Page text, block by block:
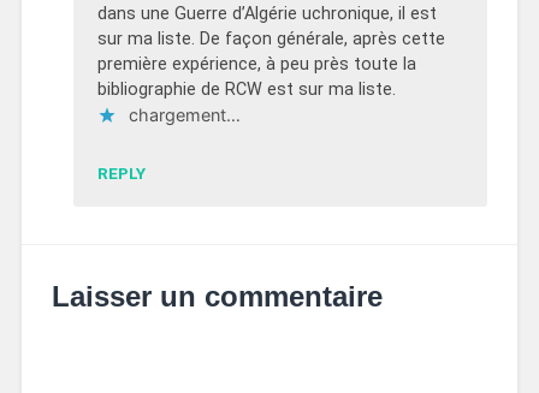
dans une Guerre d’Algérie uchronique, il est
sur ma liste. De façon générale, après cette
première expérience, à peu près toute la
bibliographie de RCW est sur ma liste.
chargement…
REPLY
Laisser un commentaire